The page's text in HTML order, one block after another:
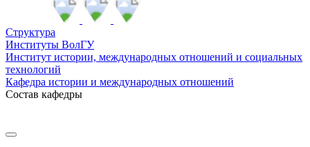
Структура
Институты ВолГУ
Институт истории, международных отношений и социальных
технологий
Кафедра истории и международных отношений
Состав кафедры